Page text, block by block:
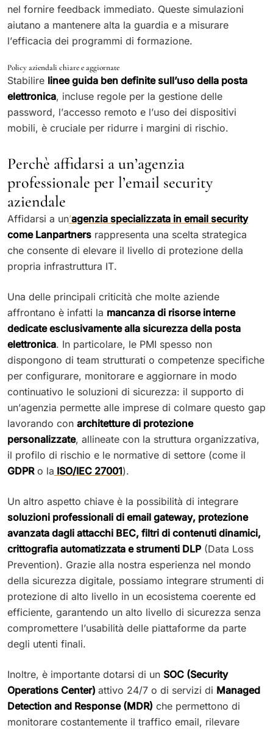
nel fornire feedback immediato. Queste simulazioni
aiutano a mantenere alta la guardia e a misurare
l’efficacia dei programmi di formazione.
Policy aziendali chiare e aggiornate
Stabilire linee guida ben definite sull’uso della posta
elettronica, incluse regole per la gestione delle
password, l’accesso remoto e l’uso dei dispositivi
mobili, è cruciale per ridurre i margini di rischio.
Perchè affidarsi a un’agenzia
professionale per l’email security
aziendale
Affidarsi a un’agenzia specializzata in email security
come Lanpartners rappresenta una scelta strategica
che consente di elevare il livello di protezione della
propria infrastruttura IT.
Una delle principali criticità che molte aziende
affrontano è infatti la mancanza di risorse interne
dedicate esclusivamente alla sicurezza della posta
elettronica. In particolare, le PMI spesso non
dispongono di team strutturati o competenze specifiche
per configurare, monitorare e aggiornare in modo
continuativo le soluzioni di sicurezza: il supporto di
un’agenzia permette alle imprese di colmare questo gap
lavorando con architetture di protezione
personalizzate, allineate con la struttura organizzativa,
il profilo di rischio e le normative di settore (come il
GDPRo la ISO/IEC 27001).
Un altro aspetto chiave è la possibilità di integrare
soluzioni professionali di email gateway, protezione
avanzata dagli attacchi BEC, filtri di contenuti dinamici,
crittografia automatizzata e strumenti DLP(Data Loss
Prevention). Grazie alla nostra esperienza nel mondo
della sicurezza digitale, possiamo integrare strumenti di
protezione di alto livello in un ecosistema coerente ed
efficiente, garantendo un alto livello di sicurezza senza
compromettere l’usabilità delle piattaforme da parte
degli utenti finali.
Inoltre, è importante dotarsi di un SOC (Security
Operations Center) attivo 24/7 o di servizi di Managed
Detection and Response (MDR) che permettono di
monitorare costantemente il traffico email, rilevare